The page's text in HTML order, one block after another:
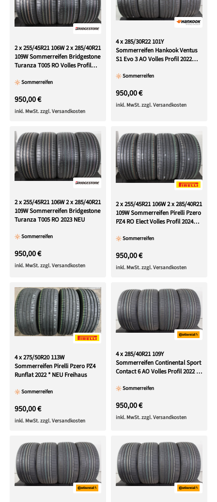
2 x 255/45R21 106W 2 x 285/40R21
109W Sommerreifen Bridgestone
Turanza T005 RO Volles Profil
Sommerreifen
950,00 €
inkl. MwSt. zzgl. Versandkosten
4 x 285/30R22 101Y
Sommerreifen Hankook Ventus
S1 Evo 3 AO Volles Profil 2022
Sommerreifen
950,00 €
inkl. MwSt. zzgl. Versandkosten
2 x 255/45R21 106W 2 x 285/40R21
109W Sommerreifen Bridgestone
Turanza T005 RO 2023 NEU
Sommerreifen
950,00 €
inkl. MwSt. zzgl. Versandkosten
2 x 255/45R21 106W 2 x 285/40R21
109W Sommerreifen Pirelli Pzero
PZ4 RO Elect Volles Profil 2024
Sommerreifen
950,00 €
inkl. MwSt. zzgl. Versandkosten
4 x 275/50R20 113W
Sommerreifen Pirelli Pzero PZ4
Runflat 2022 * NEU Freihaus
Sommerreifen
950,00 €
inkl. MwSt. zzgl. Versandkosten
4 x 285/40R21 109Y
Sommerreifen Continental Sport
Contact 6 AO Volles Profil 2022 XL
Sommerreifen
950,00 €
inkl. MwSt. zzgl. Versandkosten